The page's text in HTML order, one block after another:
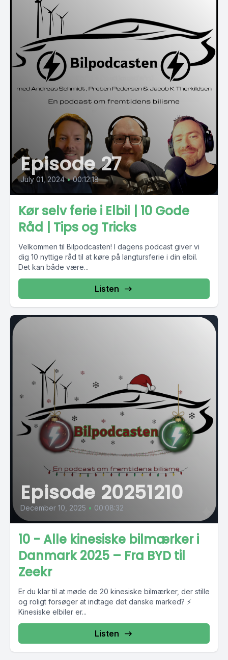
Episode 27
July 01, 2024 • 00:12:18
Kør selv ferie i Elbil | 10 Gode
Råd | Tips og Tricks
Velkommen til Bilpodcasten! I dagens podcast giver vi
dig 10 nyttige råd til at køre på langtursferie i din elbil.
Det kan både være...
Listen
Episode 20251210
December 10, 2025 • 00:08:32
10 - Alle kinesiske bilmærker i
Danmark 2025 – Fra BYD til
Zeekr
Er du klar til at møde de 20 kinesiske bilmærker, der stille
og roligt forsøger at indtage det danske marked? ⚡
Kinesiske elbiler er...
Listen